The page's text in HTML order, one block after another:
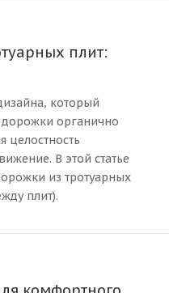
плит:
который
дорожки органично
целостность
В этой статье
из тротуарных
плит).